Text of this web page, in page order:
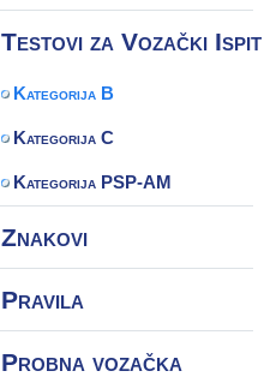
Testovi za Vozački Ispit
Kategorija B
Kategorija C
Kategorija PSP-AM
Znakovi
Pravila
Probna vozačka